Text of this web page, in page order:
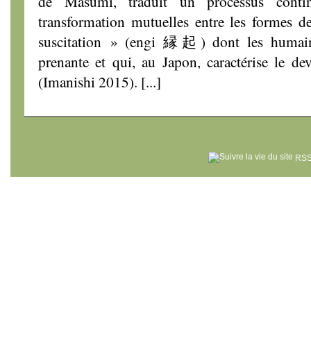
transformation mutuelles entre les formes
suscitation » (engi 縁起) dont les
prenante et qui, au Japon, caractérise le
(Imanishi 2015). [...]